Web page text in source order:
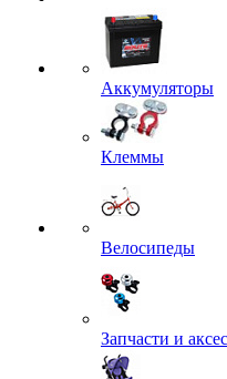
Аккумуляторы
Клеммы
Велосипеды
Запчасти и